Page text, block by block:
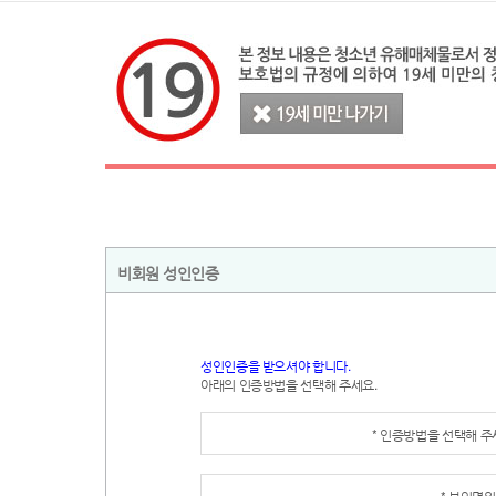
비회원 성인인증
성인인증을 받으셔야 합니다.
아래의 인증방법을 선택해 주세요.
* 인증방법을 선택해